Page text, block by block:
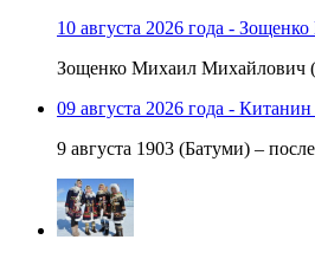
10 августа 2026 года -
Зощенко Михаил Михайлович
09 августа 2026 года -
9 августа 1903 (Батуми) –